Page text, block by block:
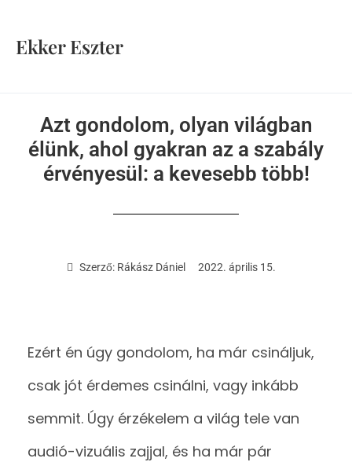
Ekker Eszter
Azt gondolom, olyan világban
élünk, ahol gyakran az a szabály
érvényesül: a kevesebb több!
Szerző:Rákász Dániel 2022. április 15.
Ezért én úgy gondolom, ha már csináljuk,
csak jót érdemes csinálni, vagy inkább
semmit. Úgy érzékelem a világ tele van
audió-vizuális zajjal, és ha már pár